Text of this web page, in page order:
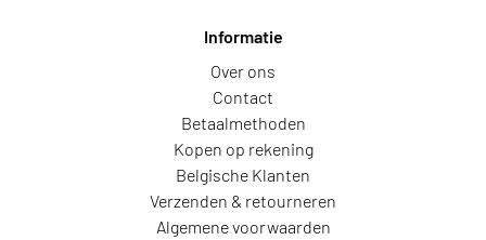
Informatie
Over ons
Contact
Betaalmethoden
Kopen op rekening
Belgische Klanten
Verzenden & retourneren
Algemene voorwaarden